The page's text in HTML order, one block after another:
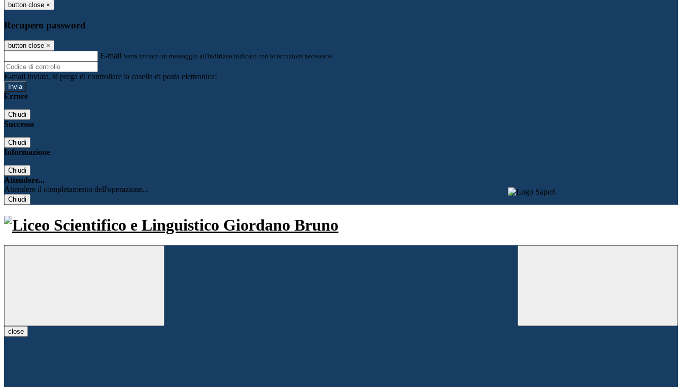
button close ×
Recupero password
button close ×
E-mail Verrà inviato un messaggio all'indirizzo indicato con le istruzioni necessarie.
E-mail inviata, si prega di controllare la casella di posta elettronica!
Errore
Chiudi
Successo
Chiudi
Informazione
Chiudi
Attendere...
Attendere il completamento dell'operazione...
Chiudi
close